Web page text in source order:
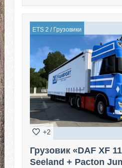
ETS 2 / Грузовики
+2
Грузовик «DAF XF
Seeland + Pacton